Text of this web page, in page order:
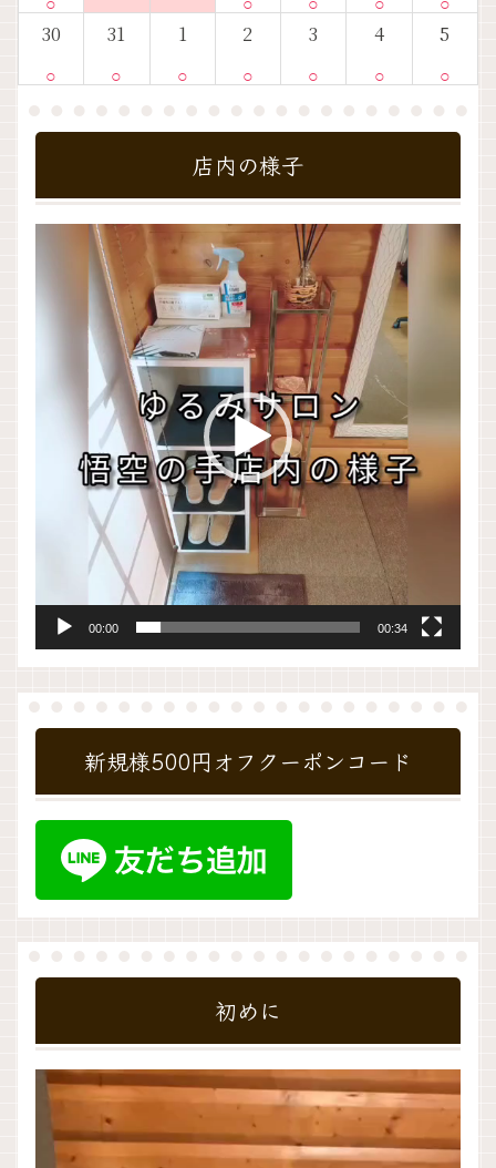
30
○
31
○
1
○
2
○
3
○
4
○
5
○
店内の様子
00:00 00:34
新規様500円オフクーポンコード
初めに
動